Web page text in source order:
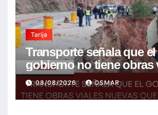
Tarija
Transporte señala que el
gobierno no tiene obras
nuevas que la mayoría
anterior gestión
08/08/2026 OSMAR